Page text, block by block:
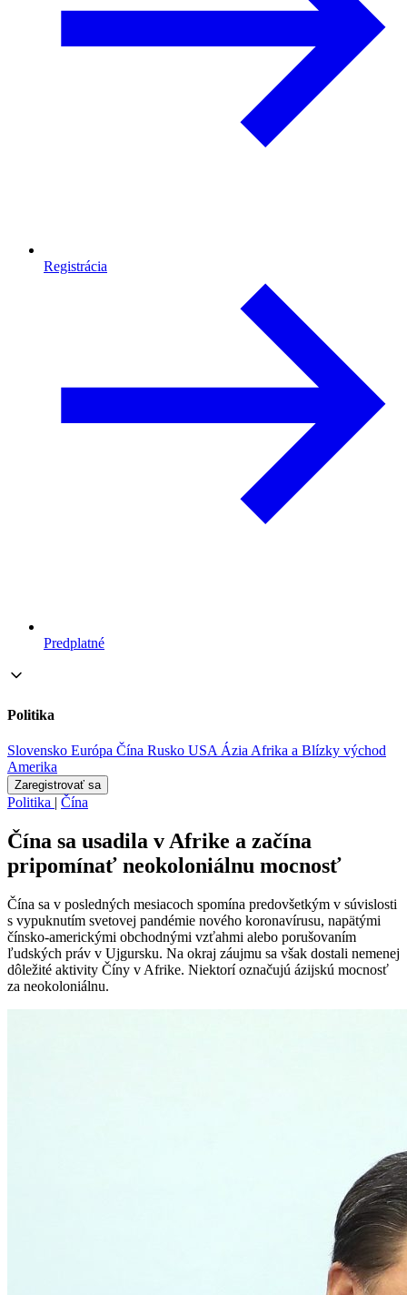
Registrácia
Predplatné
Politika
Slovensko Európa Čína Rusko USA ÁziaAfrika a Blízky východ
Amerika
Zaregistrovať sa
Politika | Čína
Čína sa usadila v Afrike a začína
pripomínať neokoloniálnu mocnosť
Čína sa v posledných mesiacoch spomína predovšetkým v súvislosti
s vypuknutím svetovej pandémie nového koronavírusu, napätými
čínsko-americkými obchodnými vzťahmi alebo porušovaním
ľudských práv v Ujgursku. Na okraj záujmu sa však dostali nemenej
dôležité aktivity Číny v Afrike. Niektorí označujú ázijskú mocnosť
za neokoloniálnu.